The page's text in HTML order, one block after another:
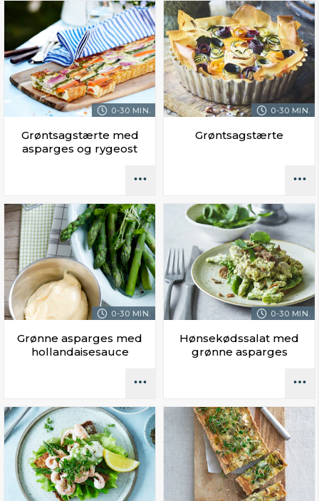
0-30 MIN.
Grøntsagstærte med
asparges og rygeost
0-30 MIN.
Grøntsagstærte
0-30 MIN.
Grønne asparges med
hollandaisesauce
0-30 MIN.
Hønsekødssalat med
grønne asparges